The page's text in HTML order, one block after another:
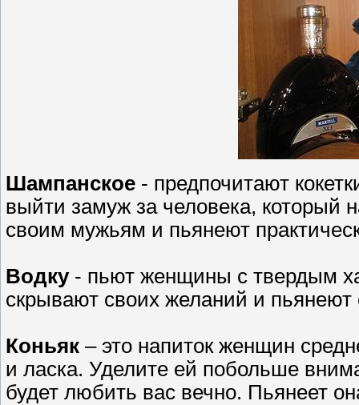
Шампанское - предпочитают
выйти замуж за человека, который
своим мужьям и пьянеют
Водку - пьют женщины с твердым
скрывают своих желаний и пьянеют
Коньяк – это напиток женщин
и ласка. Уделите ей побольше
будет любить вас вечно. Пьянеет